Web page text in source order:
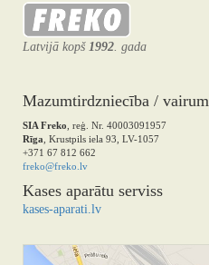
Latvijā kopš 1992. gada
Mazumtirdzniecība /
SIA Freko , reģ. Nr. 40003091957
Rīga , Krustpils iela 93, LV-1057
+371 67 812 662
freko@freko.lv
Kases aparātu serviss
kases-aparati.lv